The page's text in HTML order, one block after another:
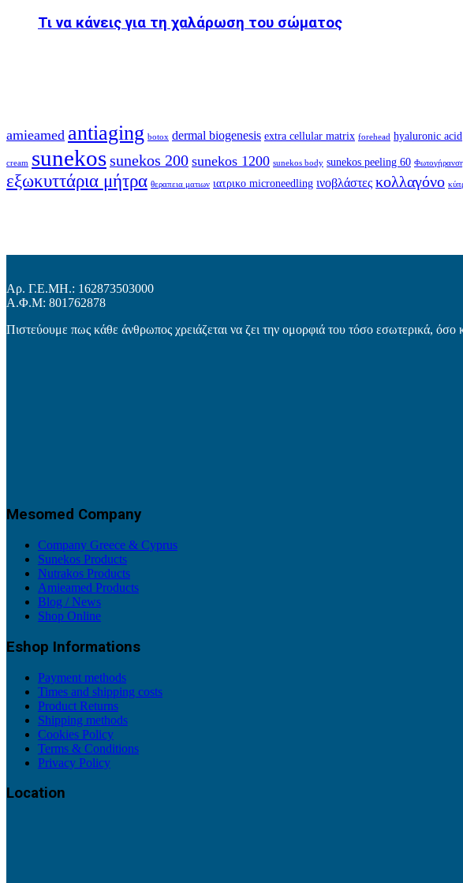
Τι να κάνεις για τη χαλάρωση του σώματος
amieamed antiaging botox dermal biogenesis extra cellular matrix forehead hyaluronic acid
cream sunekossunekos 200 sunekos 1200 sunekos body sunekos peeling 60 Φωτογήρανση
εξωκυττάρια μήτρα θεραπεια ματιων ιατρικο microneedling ινοβλάστες κολλαγόνο
Αρ. Γ.Ε.ΜΗ.: 162873503000
Α.Φ.Μ: 801762878
Πιστεύουμε πως κάθε άνθρωπος χρειάζεται να ζει την ομορφιά του τόσο εσωτερικά, όσο
Mesomed Company
Company Greece & Cyprus
Sunekos Products
Nutrakos Products
Amieamed Products
Blog / News
Shop Online
Eshop Informations
Payment methods
Times and shipping costs
Product Returns
Shipping methods
Cookies Policy
Terms & Conditions
Privacy Policy
Location